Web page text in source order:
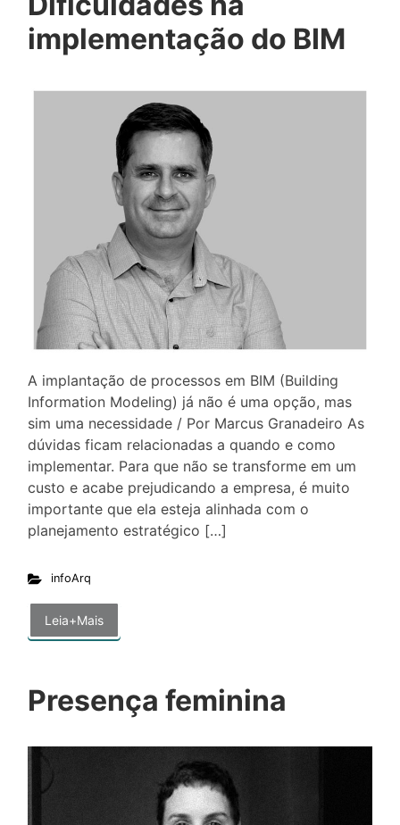
implementação do BIM
A implantação de processos em BIM (Building
Information Modeling) já não é uma opção, mas
sim uma necessidade / Por Marcus Granadeiro As
dúvidas ficam relacionadas a quando e como
implementar. Para que não se transforme em um
custo e acabe prejudicando a empresa, é muito
importante que ela esteja alinhada com o
planejamento estratégico […]
infoArq
Leia+Mais
Presença feminina